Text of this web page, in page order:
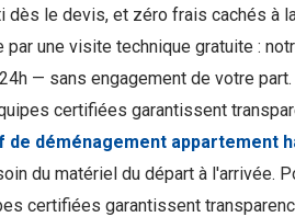
le devis, et zéro frais cachés à
par une visite technique gratuite :
— sans engagement de votre
certifiées garantissent
de déménagement appartement
du matériel du départ à l'arrivée.
certifiées garantissent